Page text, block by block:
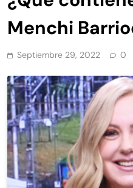
Menchi
Septiembre 29, 2022 0